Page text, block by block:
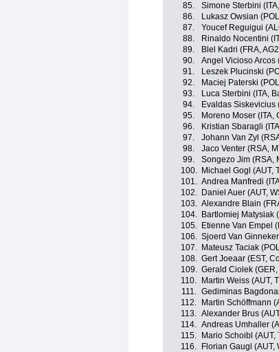
85.
Simone Sterbini
86.
Lukasz Owsian
87.
Youcef Reguigui
88.
Rinaldo Nocentini
89.
Blel Kadri (FRA,
90.
Angel Vicioso Arcos
91.
Leszek Plucinski
92.
Maciej Paterski
93.
Luca Sterbini (ITA,
94.
Evaldas Siskevicius
95.
Moreno Moser
96.
Kristian Sbaragli
97.
Johann Van Zyl
98.
Jaco Venter (RSA,
99.
Songezo Jim (RSA,
100.
Michael Gogl (AUT,
101. Andrea Manfredi
102.
Daniel Auer (AUT,
103. Alexandre Blain
104.
Bartlomiej Matysiak
105.
Etienne Van Empel
106. Sjoerd Van
107.
Mateusz Taciak
108. Gert Joeaar (EST,
109. Gerald Ciolek
110.
Martin Weiss (AUT,
111. Gediminas
112.
Martin Schöffmann
113. Alexander Brus
114. Andreas Umhaller
115.
Mario Schoibl
116.
Florian Gaugl (AUT,